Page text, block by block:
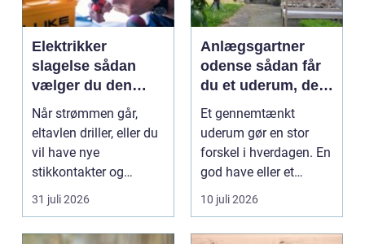
Elektrikker
slagelse sådan
vælger du den
rigtige elektriker til
opgaven
Når strømmen går,
eltavlen driller, eller du
vil have nye
stikkontakter og
belysning, er en dygtig
e...
31 juli 2026
Anlægsgartner
odense sådan får
du et uderum, der
holder i mange år
Et gennemtænkt
uderum gør en stor
forskel i hverdagen. En
god have eller et
velplejet fællesareal
gi...
10 juli 2026